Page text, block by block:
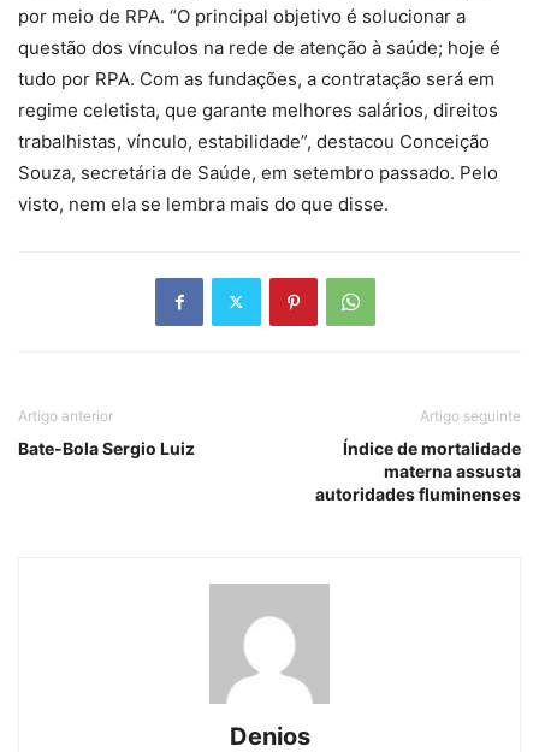
por meio de RPA. “O principal objetivo é solucionar a
questão dos vínculos na rede de atenção à saúde; hoje é
tudo por RPA. Com as fundações, a contratação será em
regime celetista, que garante melhores salários, direitos
trabalhistas, vínculo, estabilidade”, destacou Conceição
Souza, secretária de Saúde, em setembro passado. Pelo
visto, nem ela se lembra mais do que disse.
Artigo anterior
Bate-Bola Sergio Luiz
Artigo seguinte
Índice de mortalidade
materna assusta
autoridades fluminenses
Denios